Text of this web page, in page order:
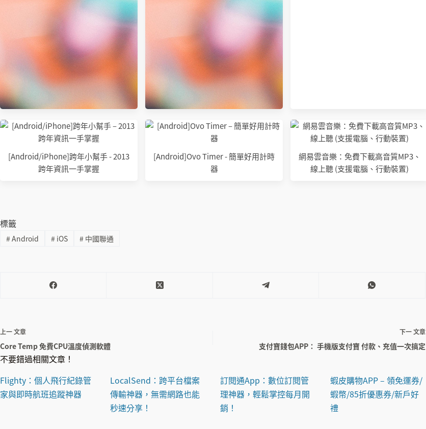
Tailscale 科學上網VPN：輕鬆建立安
全私有網路，遠端存取無障礙！
iOS/Android 下載
[Android/iPhone]跨年小幫手 - 2013
跨年資訊一手掌握
[Android]Ovo Timer - 簡單好用計時
器
網易雲音樂：免費下載高音質MP3、
線上聽 (支援電腦、行動裝置)
標籤
#Android #iOS # 中國聯通
上一文章
Core Temp 免費CPU溫度偵測軟體
下一文章
支付寶錢包APP： 手機版支付寶 付款、充值一次搞定
不要錯過相關文章！
Flighty：個人飛行紀錄管
家與即時航班追蹤神器
LocalSend：跨平台檔案
傳輸神器，無需網路也能
秒速分享！
訂閱通App：數位訂閱管
理神器，輕鬆掌控每月開
銷！
蝦皮購物APP – 領免運券/
蝦幣/85折優惠券/新戶好
禮